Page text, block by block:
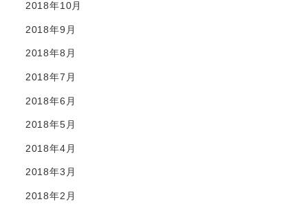
2018年10月
2018年9月
2018年8月
2018年7月
2018年6月
2018年5月
2018年4月
2018年3月
2018年2月